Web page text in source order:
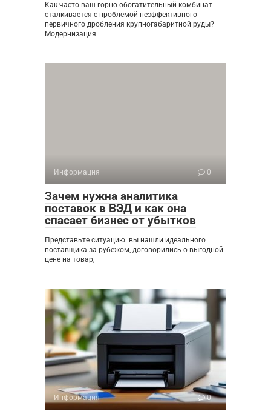
Как часто ваш горно-обогатительный комбинат
сталкивается с проблемой неэффективного
первичного дробления крупногабаритной руды?
Модернизация
Информация 0
Зачем нужна аналитика
поставок в ВЭД и как она
спасает бизнес от убытков
Представьте ситуацию: вы нашли идеального
поставщика за рубежом, договорились о выгодной
цене на товар,
Информация 0